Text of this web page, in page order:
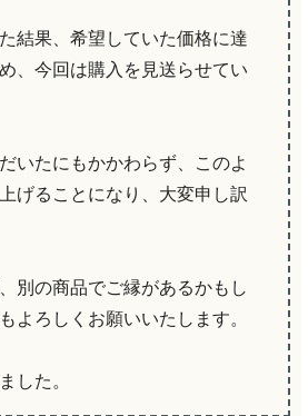
結果、希望していた価格に達
、今回は購入を見送らせてい
いたにもかかわらず、このよ
げることになり、大変申し訳
別の商品でご縁があるかもし
よろしくお願いいたします。
した。